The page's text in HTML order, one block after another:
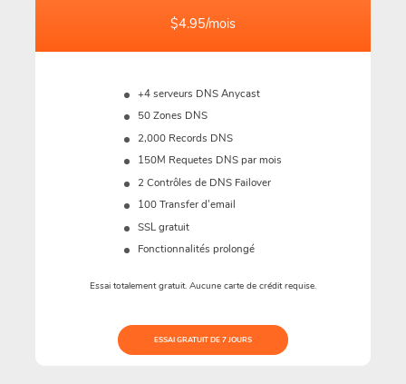
$4.95/mois
+4 serveurs DNS Anycast
50 Zones DNS
2,000 Records DNS
150M Requetes DNS par mois
2 Contrôles de DNS Failover
100 Transfer d'email
SSL gratuit
Fonctionnalités prolongé
Essai totalement gratuit. Aucune carte de crédit requise.
ESSAI GRATUIT DE 7 JOURS